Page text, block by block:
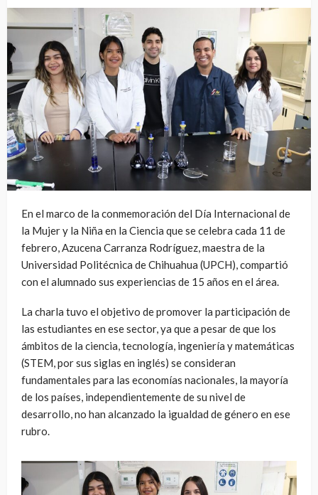
En el marco de la conmemoración del Día Internacional de
la Mujer y la Niña en la Ciencia que se celebra cada 11 de
febrero, Azucena Carranza Rodríguez, maestra de la
Universidad Politécnica de Chihuahua (UPCH), compartió
con el alumnado sus experiencias de 15 años en el área.
La charla tuvo el objetivo de promover la participación de
las estudiantes en ese sector, ya que a pesar de que los
ámbitos de la ciencia, tecnología, ingeniería y matemáticas
(STEM, por sus siglas en inglés) se consideran
fundamentales para las economías nacionales, la mayoría
de los países, independientemente de su nivel de
desarrollo, no han alcanzado la igualdad de género en ese
rubro.